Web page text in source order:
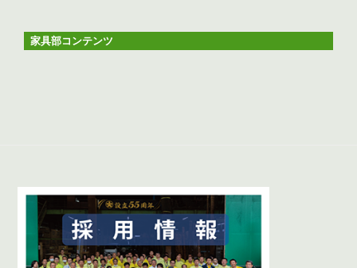
家具部コンテンツ